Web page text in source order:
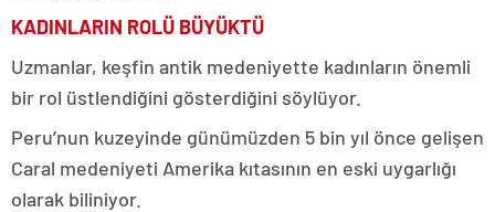
KADINLARIN ROLÜ BÜYÜKTÜ
Uzmanlar, keşfin antik medeniyette kadınların önemli
bir rol üstlendiğini gösterdiğini söylüyor.
Peru’nun kuzeyinde günümüzden 5 bin yıl önce gelişen
Caral medeniyeti Amerika kıtasının en eski uygarlığı
olarak biliniyor.